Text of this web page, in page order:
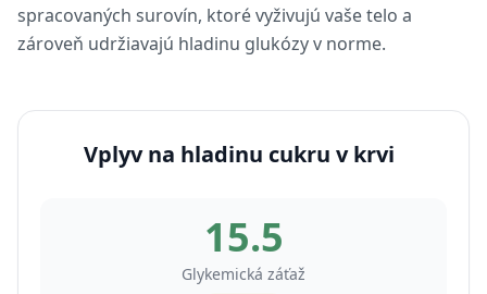
spracovaných surovín, ktoré vyživujú vaše telo a
zároveň udržiavajú hladinu glukózy v norme.
Vplyv na hladinu cukru v krvi
15.5
Glykemická záťaž